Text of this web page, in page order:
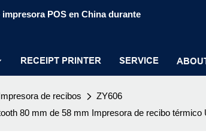
POS en China durante
RECEIPT PRINTER SERVICE
de recibos
ZY606
80 mm de 58 mm Impresora de recibo